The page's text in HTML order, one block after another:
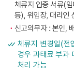
체류지 입증 서류(
등), 위임장, 대리인
신고의무자 : 본인,
체류지 변경일(전
경우 과태료 부과
처리 가능